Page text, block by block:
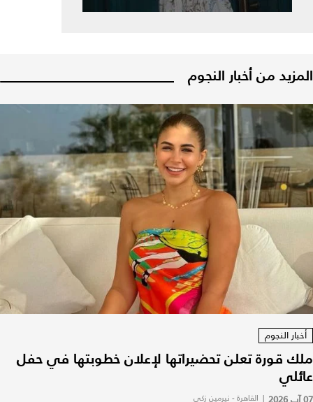
المزيد من أخبار النجوم
أخبار النجوم
ملك قورة تعلن تحضيراتها لإعلان خطوبتها في حفل
عائلي
| القاهرة - نيرمين زكي